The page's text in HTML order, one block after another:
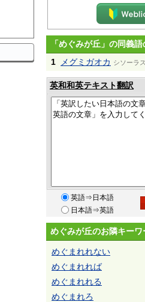
「めぐみが丘」の同義
1
メグミガオカ シソーラス
英和和英テキスト翻訳
英語⇒日本語
日本語⇒英語
めぐみが丘のお隣キーワ
めぐまれれない
めぐまれれば
めぐまれれる
めぐまれろ